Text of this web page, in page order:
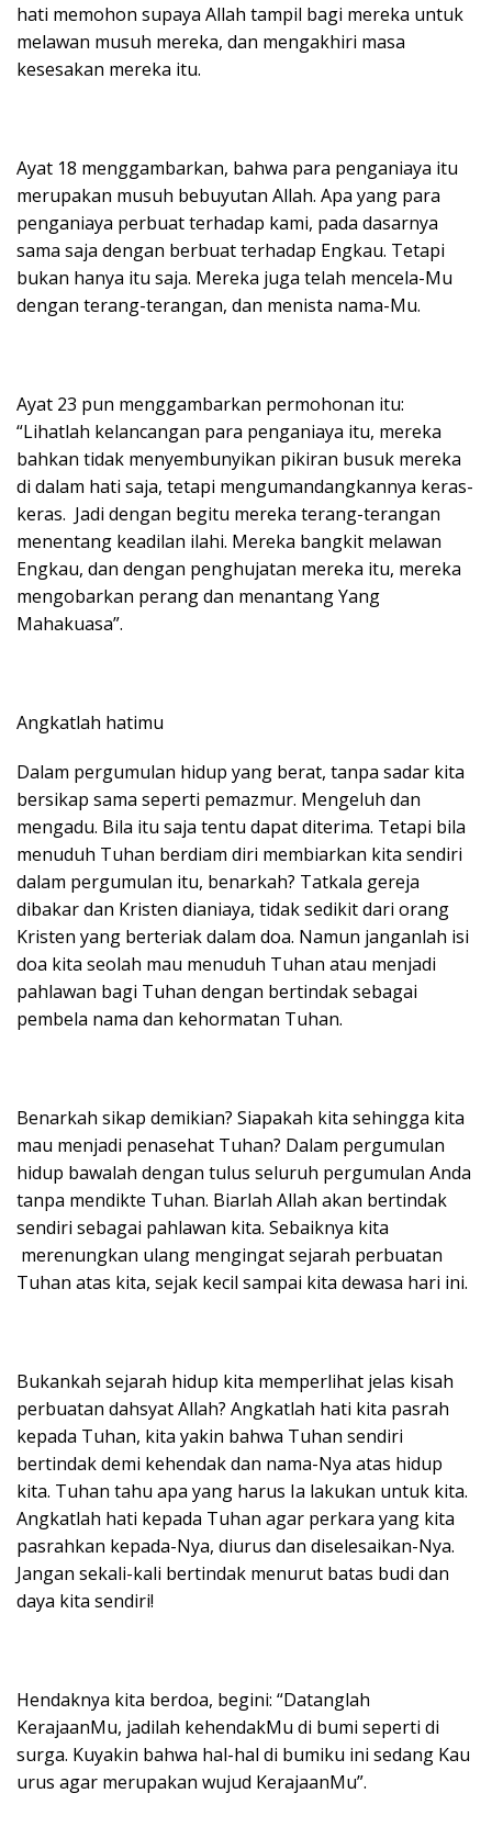
hati memohon supaya Allah tampil bagi mereka untuk
melawan musuh mereka, dan mengakhiri masa
kesesakan mereka itu.
Ayat 18 menggambarkan, bahwa para penganiaya itu
merupakan musuh bebuyutan Allah. Apa yang para
penganiaya perbuat terhadap kami, pada dasarnya
sama saja dengan berbuat terhadap Engkau. Tetapi
bukan hanya itu saja. Mereka juga telah mencela-Mu
dengan terang-terangan, dan menista nama-Mu.
Ayat 23 pun menggambarkan permohonan itu:
“Lihatlah kelancangan para penganiaya itu, mereka
bahkan tidak menyembunyikan pikiran busuk mereka
di dalam hati saja, tetapi mengumandangkannya keras-
keras. Jadi dengan begitu mereka terang-terangan
menentang keadilan ilahi. Mereka bangkit melawan
Engkau, dan dengan penghujatan mereka itu, mereka
mengobarkan perang dan menantang Yang
Mahakuasa”.
Angkatlah hatimu
Dalam pergumulan hidup yang berat, tanpa sadar kita
bersikap sama seperti pemazmur. Mengeluh dan
mengadu. Bila itu saja tentu dapat diterima. Tetapi bila
menuduh Tuhan berdiam diri membiarkan kita sendiri
dalam pergumulan itu, benarkah? Tatkala gereja
dibakar dan Kristen dianiaya, tidak sedikit dari orang
Kristen yang berteriak dalam doa. Namun janganlah isi
doa kita seolah mau menuduh Tuhan atau menjadi
pahlawan bagi Tuhan dengan bertindak sebagai
pembela nama dan kehormatan Tuhan.
Benarkah sikap demikian? Siapakah kita sehingga kita
mau menjadi penasehat Tuhan? Dalam pergumulan
hidup bawalah dengan tulus seluruh pergumulan Anda
tanpa mendikte Tuhan. Biarlah Allah akan bertindak
sendiri sebagai pahlawan kita. Sebaiknya kita
merenungkan ulang mengingat sejarah perbuatan
Tuhan atas kita, sejak kecil sampai kita dewasa hari ini.
Bukankah sejarah hidup kita memperlihat jelas kisah
perbuatan dahsyat Allah? Angkatlah hati kita pasrah
kepada Tuhan, kita yakin bahwa Tuhan sendiri
bertindak demi kehendak dan nama-Nya atas hidup
kita. Tuhan tahu apa yang harus Ia lakukan untuk kita.
Angkatlah hati kepada Tuhan agar perkara yang kita
pasrahkan kepada-Nya, diurus dan diselesaikan-Nya.
Jangan sekali-kali bertindak menurut batas budi dan
daya kita sendiri!
Hendaknya kita berdoa, begini: “Datanglah
KerajaanMu, jadilah kehendakMu di bumi seperti di
surga. Kuyakin bahwa hal-hal di bumiku ini sedang Kau
urus agar merupakan wujud KerajaanMu”.